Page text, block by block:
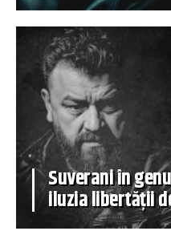
Suverani în
iluzia libertății